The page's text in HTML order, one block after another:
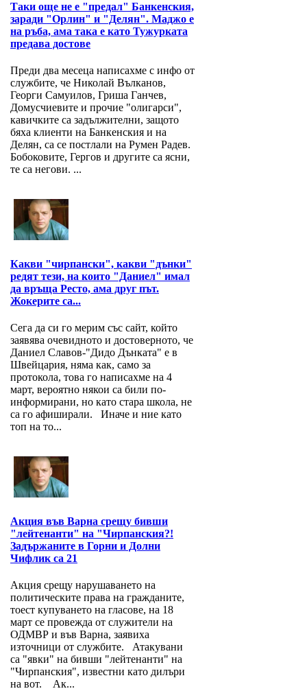
Таки още не е "предал" Банкенския,
заради "Орлин" и "Делян". Маджо е
на ръба, ама така е като Тужурката
предава достове
Преди два месеца написахме с инфо от
службите, че Николай Вълканов,
Георги Самуилов, Гриша Ганчев,
Домусчиевите и прочие "олигарси",
кавичките са задължителни, защото
бяха клиенти на Банкенския и на
Делян, са се постлали на Румен Радев.
Бобоковите, Гергов и другите са ясни,
те са негови. ...
Какви "чирпански", какви "дънки"
редят тези, на които "Даниел" имал
да връща Ресто, ама друг път.
Жокерите са...
Сега да си го мерим със сайт, който
заявява очевидното и достоверното, че
Даниел Славов-"Дидо Дънката" е в
Швейцария, няма как, само за
протокола, това го написахме на 4
март, вероятно някои са били по-
информирани, но като стара школа, не
са го афиширали. Иначе и ние като
топ на то...
Акция във Варна срещу бивши
"лейтенанти" на "Чирпанския?!
Задържаните в Горни и Долни
Чифлик са 21
Акция срещу нарушаването на
политическите права на гражданите,
тоест купуването на гласове, на 18
март се провежда от служители на
ОДМВР и във Варна, заявиха
източници от службите. Атакувани
са "явки" на бивши "лейтенанти" на
"Чирпанския", известни като дилъри
на вот. Ак...